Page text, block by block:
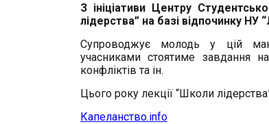
З ініціативи Центру
лідерства” на базі відпочинку НУ
Супроводжує молодь у цій
учасниками стоятиме завдання
конфліктів та ін.
Цього року лекції “Школи
Капеланство.info